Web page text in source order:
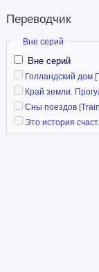
Переводчик
Скрыть
Вне серий
Вне серий
Голландский дом [
Край земли.
Сны поездов [
Это история